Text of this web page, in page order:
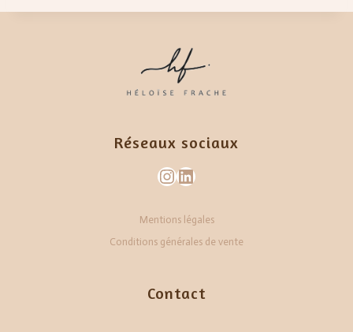
Réseaux sociaux
Instagram
LinkedIn
Mentions légales
Conditions générales de vente
Contact